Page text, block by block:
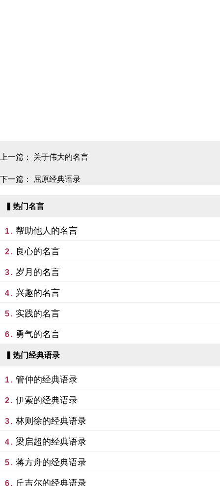
上一篇： 关于伟大的名言
下一篇： 屈原经典语录
▍热门名言
1. 帮助他人的名言
2. 良心的名言
3. 岁月的名言
4. 兴趣的名言
5. 实践的名言
6. 勇气的名言
▍热门经典语录
1. 管仲的经典语录
2. 伊索的经典语录
3. 林则徐的经典语录
4. 梁启超的经典语录
5. 蒋方舟的经典语录
6. 丘吉尔的经典语录